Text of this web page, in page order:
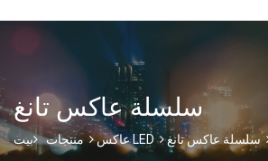
سلسلة عاكس تانغ
بيت منتجات عاكس LED سلسلة عاكس تانغ